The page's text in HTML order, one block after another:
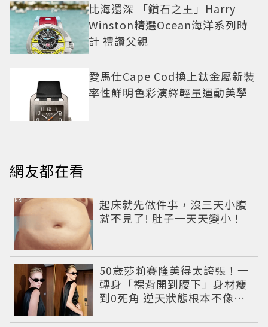
比海還深 「鑽石之王」Harry
Winston精選Ocean海洋系列時
計 禮讚父親
愛馬仕Cape Cod換上鈦金屬新裝
率性鮮明色彩演繹輕量運動美學
網友都在看
起床就先做件事，沒三天小腹
就不見了! 肚子一天天變小！
PR
50歲莎莉賽隆美得太誇張！一
轉身「裸背開到腰下」身材瘦
到0死角 逆天狀態根本不像年